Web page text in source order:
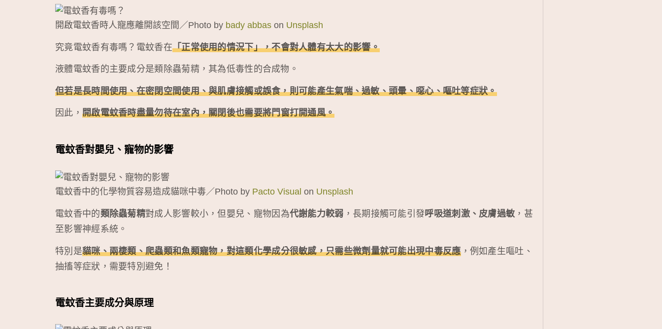
開啟電蚊香時人寵應離開該空間／Photo by bady abbas on Unsplash
究竟電蚊香有毒嗎？電蚊香在「正常使用的情況下」，不會對人體有太大的影響。
液體電蚊香的主要成分是類除蟲菊精，其為低毒性的合成物。
但若是長時間使用、在密閉空間使用、與肌膚接觸或誤食，則可能產生氣喘、過敏、頭暈、噁心、嘔吐等症狀。
因此， 開啟電蚊香時盡量勿待在室內，關閉後也需要將門窗打開通風。
電蚊香對嬰兒、寵物的影響
電蚊香中的化學物質容易造成貓咪中毒／Photo by Pacto Visual on Unsplash
電蚊香中的類除蟲菊精對成人影響較小，但嬰兒、寵物因為代謝能力較弱 ，長期接觸可能引發呼吸道刺激、皮膚過敏 ，甚
至影響神經系統。
特別是貓咪、兩棲類、爬蟲類和魚類寵物，對這類化學成分很敏感，只需些微劑量就可能出現中毒反應，例如產生嘔吐、
抽搐等症狀，需要特別避免！
電蚊香主要成分與原理